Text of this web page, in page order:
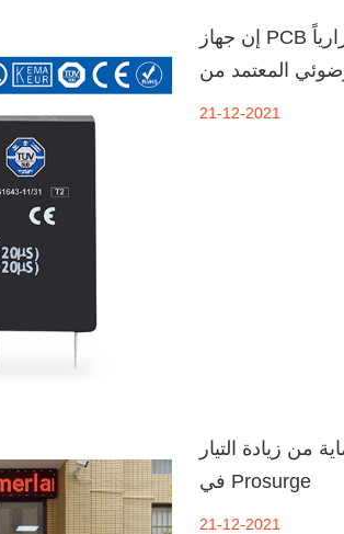
إن جهاز PCB الملحوم حرارياً MOV من Prosurge هو جهاز حماية من
21-12-2021
من زيادة التيار
في Prosurge
21-12-2021